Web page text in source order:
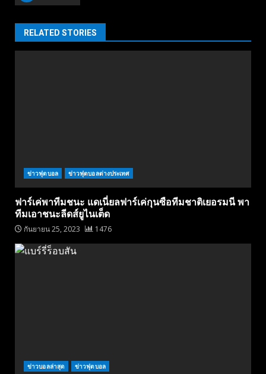
RELATED STORIES
ข่าวฟุตบอล ข่าวฟุตบอลต่างประเทศ
ฟาร์เค่พาทีมชนะ แดเนี่ยลฟาร์เค่กุนซือทีมชาติเยอรมนี พา
ทีมเอาชนะลีดส์ยูไนเต็ด
กันยายน 25, 2023 1476
ข่าวบอลล่าสุด ข่าวฟุตบอล